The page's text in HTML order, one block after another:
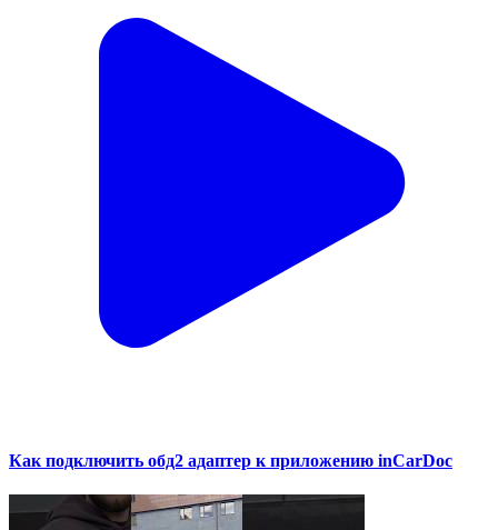
Как подключить обд2 адаптер к приложению inCarDoc